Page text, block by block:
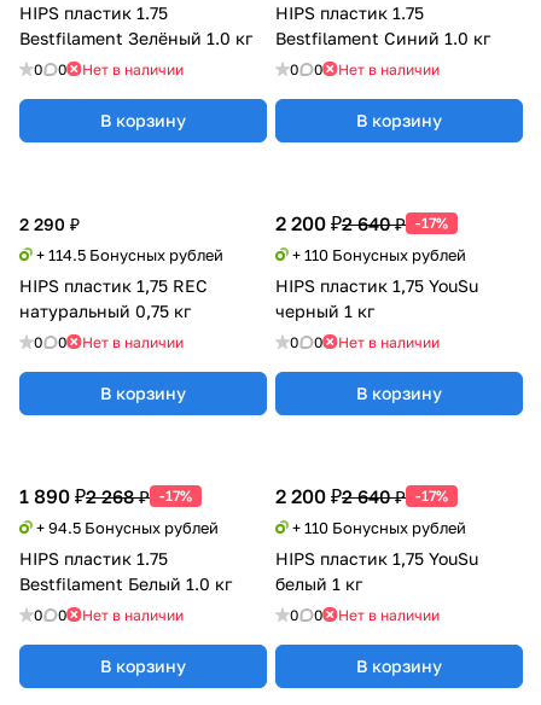
HIPS пластик 1.75
Bestfilament Зелёный 1.0 кг
0 0 Нет в наличии
В корзину
HIPS пластик 1.75
Bestfilament Синий 1.0 кг
0 0 Нет в наличии
В корзину
2 200 ₽2 640 ₽ -17%
+ 110 Бонусных рублей
HIPS пластик 1,75 YouSu
черный 1 кг
0 0 Нет в наличии
В корзину
1 890 ₽2 268 ₽ -17%
+ 94.5 Бонусных рублей
HIPS пластик 1.75
Bestfilament Белый 1.0 кг
0 0 Нет в наличии
В корзину
2 200 ₽2 640 ₽ -17%
+ 110 Бонусных рублей
HIPS пластик 1,75 YouSu
белый 1 кг
0 0 Нет в наличии
В корзину
2 290 ₽
+ 114.5 Бонусных рублей
HIPS пластик 1,75 REC
натуральный 0,75 кг
0 0 Нет в наличии
В корзину